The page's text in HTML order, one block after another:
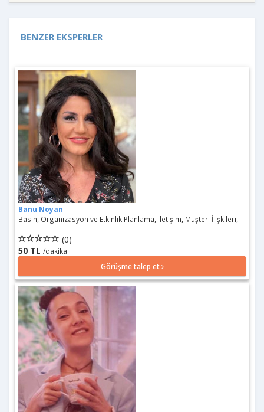
BENZER EKSPERLER
Banu Noyan
Basın, Organizasyon ve Etkinlik Planlama, iletişim, Müşteri İlişkileri,
(0)
50 TL /dakika
Görüşme talep et